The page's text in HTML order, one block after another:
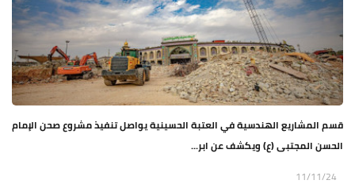
قسم المشاريع الهندسية في العتبة الحسينية يواصل تنفيذ مشروع صحن الإمام
الحسن المجتبى (ع) ويكشف عن ابر...
11/11/24